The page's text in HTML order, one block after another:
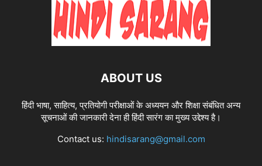
ABOUT US
हिंदी भाषा, साहित्य, प्रतियोगी परीक्षाओं के अध्ययन और शिक्षा संबंधित अन्य
सूचनाओं की जानकारी देना ही हिंदी सारंग का मुख्य उद्देश्य है।
Contact us: hindisarang@gmail.com